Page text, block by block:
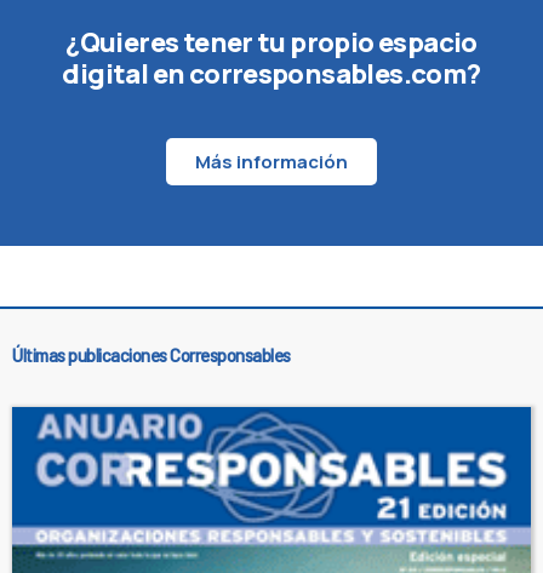
¿Quieres tener tu propio espacio
digital en corresponsables.com?
Más información
Últimas publicaciones Corresponsables